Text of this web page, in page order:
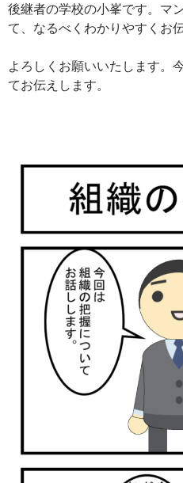
後継者の学校の小峯です。マ
て、なるべくわかりやすくお
よろしくお願いいたします。
てお伝えします。